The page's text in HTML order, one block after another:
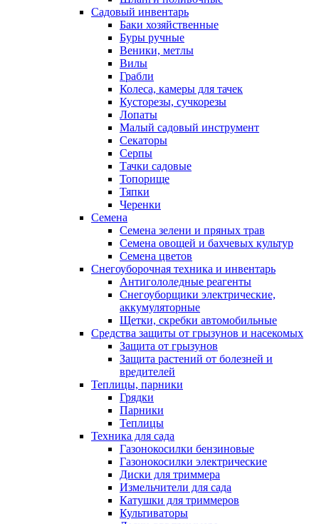
Садовый инвентарь
Баки хозяйственные
Буры ручные
Веники, метлы
Вилы
Грабли
Колеса, камеры для тачек
Кусторезы, сучкорезы
Лопаты
Малый садовый инструмент
Секаторы
Серпы
Тачки садовые
Топорище
Тяпки
Черенки
Семена
Семена зелени и пряных трав
Семена овощей и бахчевых культур
Семена цветов
Снегоуборочная техника и инвентарь
Антигололедные реагенты
Снегоуборщики электрические,
аккумуляторные
Щетки, скребки автомобильные
Средства защиты от грызунов и насекомых
Защита от грызунов
Защита растений от болезней и
вредителей
Теплицы, парники
Грядки
Парники
Теплицы
Техника для сада
Газонокосилки бензиновые
Газонокосилки электрические
Диски для триммера
Измельчители для сада
Катушки для триммеров
Культиваторы